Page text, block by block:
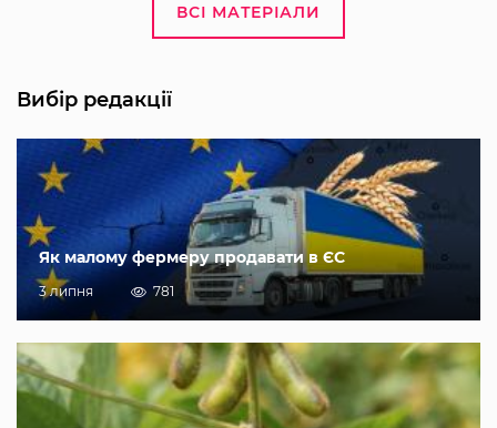
ВСІ МАТЕРІАЛИ
Вибір редакції
Як малому фермеру продавати в ЄС
3 липня 781